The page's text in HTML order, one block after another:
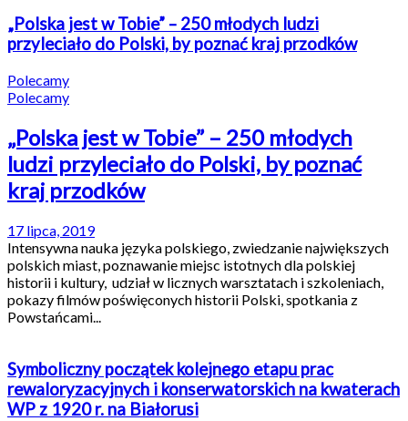
„Polska jest w Tobie” – 250 młodych ludzi
przyleciało do Polski, by poznać kraj przodków
Polecamy
Polecamy
„Polska jest w Tobie” – 250 młodych
ludzi przyleciało do Polski, by poznać
kraj przodków
17 lipca, 2019
Intensywna nauka języka polskiego, zwiedzanie największych
polskich miast, poznawanie miejsc istotnych dla polskiej
historii i kultury, udział w licznych warsztatach i szkoleniach,
pokazy filmów poświęconych historii Polski, spotkania z
Powstańcami...
Symboliczny początek kolejnego etapu prac
rewaloryzacyjnych i konserwatorskich na kwaterach
WP z 1920 r. na Białorusi